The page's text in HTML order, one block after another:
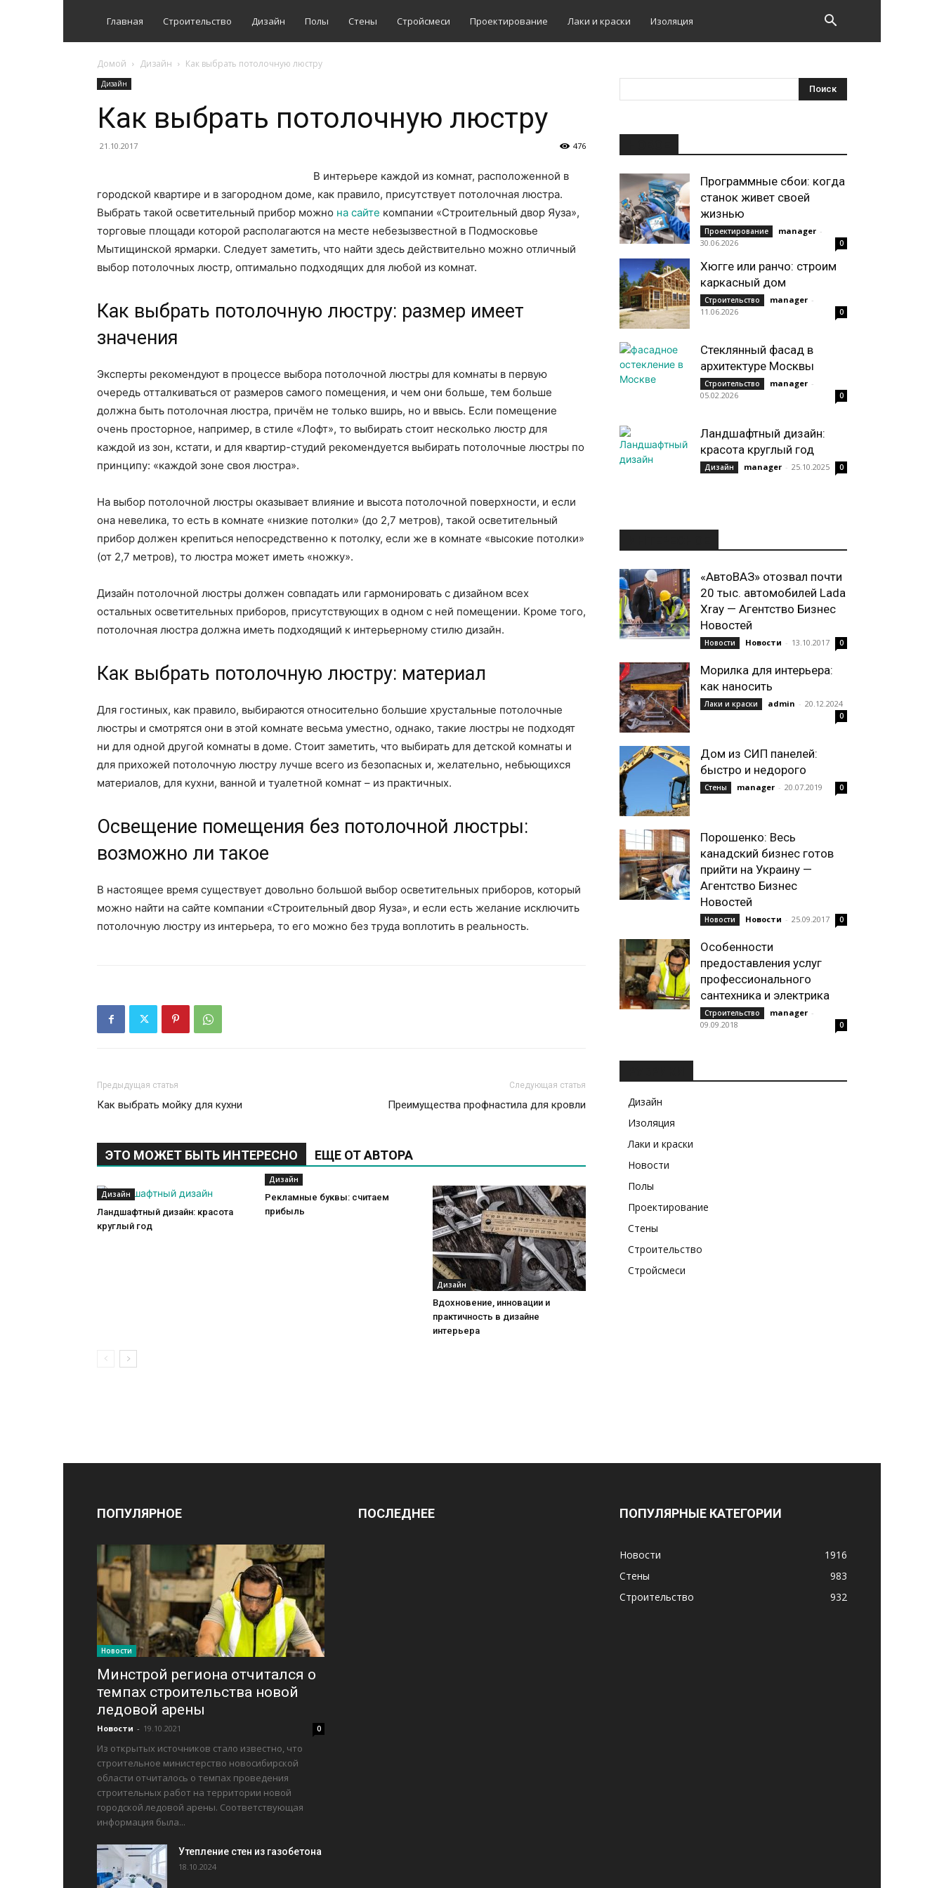
Главная Строительство Дизайн Полы Стены Стройсмеси Проектирование Лаки и краски Изоляция
Домой Дизайн Как выбрать потолочную люстру
Дизайн
Как выбрать потолочную люстру
21.10.2017 476
В интерьере каждой из комнат, расположенной в
городской квартире и в загородном доме, как правило, присутствует потолочная люстра.
Выбрать такой осветительный прибор можно на сайте компании «Строительный двор Яуза»,
торговые площади которой располагаются на месте небезызвестной в Подмосковье
Мытищинской ярмарки. Следует заметить, что найти здесь действительно можно отличный
выбор потолочных люстр, оптимально подходящих для любой из комнат.
Как выбрать потолочную люстру: размер имеет
значения
Эксперты рекомендуют в процессе выбора потолочной люстры для комнаты в первую
очередь отталкиваться от размеров самого помещения, и чем они больше, тем больше
должна быть потолочная люстра, причём не только вширь, но и ввысь. Если помещение
очень просторное, например, в стиле «Лофт», то выбирать стоит несколько люстр для
каждой из зон, кстати, и для квартир-студий рекомендуется выбирать потолочные люстры по
принципу: «каждой зоне своя люстра».
На выбор потолочной люстры оказывает влияние и высота потолочной поверхности, и если
она невелика, то есть в комнате «низкие потолки» (до 2,7 метров), такой осветительный
прибор должен крепиться непосредственно к потолку, если же в комнате «высокие потолки»
(от 2,7 метров), то люстра может иметь «ножку».
Дизайн потолочной люстры должен совпадать или гармонировать с дизайном всех
остальных осветительных приборов, присутствующих в одном с ней помещении. Кроме того,
потолочная люстра должна иметь подходящий к интерьерному стилю дизайн.
Как выбрать потолочную люстру: материал
Для гостиных, как правило, выбираются относительно большие хрустальные потолочные
люстры и смотрятся они в этой комнате весьма уместно, однако, такие люстры не подходят
ни для одной другой комнаты в доме. Стоит заметить, что выбирать для детской комнаты и
для прихожей потолочную люстру лучше всего из безопасных и, желательно, небьющихся
материалов, для кухни, ванной и туалетной комнат – из практичных.
Освещение помещения без потолочной люстры:
возможно ли такое
В настоящее время существует довольно большой выбор осветительных приборов, который
можно найти на сайте компании «Строительный двор Яуза», и если есть желание исключить
потолочную люстру из интерьера, то его можно без труда воплотить в реальность.
Предыдущая статья
Как выбрать мойку для кухни
Следующая статья
Преимущества профнастила для кровли
ЭТО МОЖЕТ БЫТЬ ИНТЕРЕСНО ЕЩЕ ОТ АВТОРА
Дизайн
Ландшафтный дизайн: красота
круглый год
Дизайн
Рекламные буквы: считаем
прибыль
Дизайн
Вдохновение, инновации и
практичность в дизайне
интерьера
Программные сбои: когда
станок живет своей
жизнью
Проектирование manager -
30.06.2026
0
Хюгге или ранчо: строим
каркасный дом
Строительство manager -
11.06.2026
0
Стеклянный фасад в
архитектуре Москвы
Строительство manager -
05.02.2026
0
Ландшафтный дизайн:
красота круглый год
Дизайн manager - 25.10.2025 0
«АвтоВАЗ» отозвал почти
20 тыс. автомобилей Lada
Xray — Агентство Бизнес
Новостей
Новости Новости - 13.10.2017 0
Морилка для интерьера:
как наносить
Лаки и краски admin - 20.12.2024
0
Дом из СИП панелей:
быстро и недорого
Стены manager - 20.07.2019 0
Порошенко: Весь
канадский бизнес готов
прийти на Украину —
Агентство Бизнес
Новостей
Новости Новости - 25.09.2017 0
Особенности
предоставления услуг
профессионального
сантехника и электрика
Строительство manager -
09.09.2018
0
Дизайн
Изоляция
Лаки и краски
Новости
Полы
Проектирование
Стены
Строительство
Стройсмеси
ПОПУЛЯРНОЕ
Новости
Минстрой региона отчитался о
темпах строительства новой
ледовой арены
Новости - 19.10.2021 0
Из открытых источников стало известно, что
строительное министерство новосибирской
области отчиталось о темпах проведения
строительных работ на территории новой
городской ледовой арены. Соответствующая
информация была...
Утепление стен из газобетона
18.10.2024
ПОСЛЕДНЕЕ ПОПУЛЯРНЫЕ КАТЕГОРИИ
Новости
1916
Стены
983
Строительство
932